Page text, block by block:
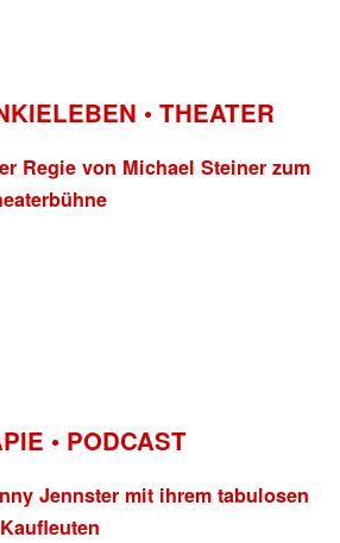
• THEATER
Regie von Michael Steiner zum
• PODCAST
Jennster mit ihrem tabulosen